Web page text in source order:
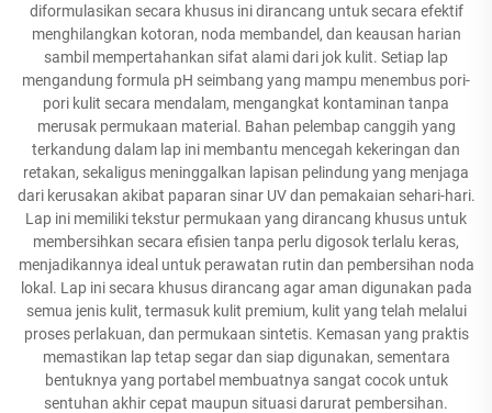
diformulasikan secara khusus ini dirancang untuk secara efektif
menghilangkan kotoran, noda membandel, dan keausan harian
sambil mempertahankan sifat alami dari jok kulit. Setiap lap
mengandung formula pH seimbang yang mampu menembus pori-
pori kulit secara mendalam, mengangkat kontaminan tanpa
merusak permukaan material. Bahan pelembap canggih yang
terkandung dalam lap ini membantu mencegah kekeringan dan
retakan, sekaligus meninggalkan lapisan pelindung yang menjaga
dari kerusakan akibat paparan sinar UV dan pemakaian sehari-hari.
Lap ini memiliki tekstur permukaan yang dirancang khusus untuk
membersihkan secara efisien tanpa perlu digosok terlalu keras,
menjadikannya ideal untuk perawatan rutin dan pembersihan noda
lokal. Lap ini secara khusus dirancang agar aman digunakan pada
semua jenis kulit, termasuk kulit premium, kulit yang telah melalui
proses perlakuan, dan permukaan sintetis. Kemasan yang praktis
memastikan lap tetap segar dan siap digunakan, sementara
bentuknya yang portabel membuatnya sangat cocok untuk
sentuhan akhir cepat maupun situasi darurat pembersihan.